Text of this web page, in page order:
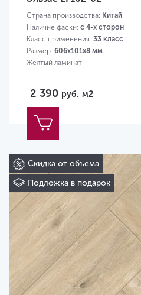
Страна производства: Китай
Наличие фаски: с 4-х сторон
Класс применения: 33 класс
Размер: 606х101х8 мм
Желтый ламинат
2 390 руб. м2
Скидка от объема
Подложка в подарок